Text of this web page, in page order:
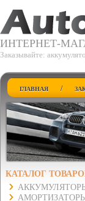
ИНТЕРНЕТ-
Заказывайте:
ГЛАВНАЯ /
КАТАЛОГ